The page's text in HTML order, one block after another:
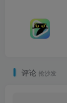
评论 抢沙发